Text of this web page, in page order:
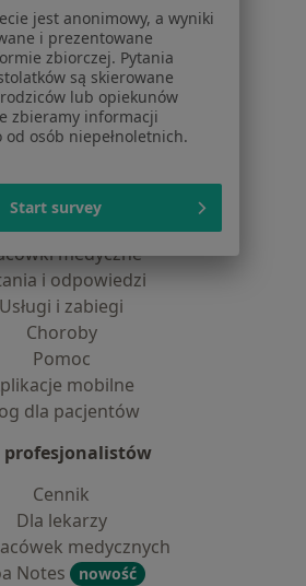
Dostępność
O nas
Rekrutujemy!
Partnerzy
prasowe
Kontakt
pacjentów
Lekarze
medyczne
i odpowiedzi
Usługi i zabiegi
Choroby
Pomoc
mobilne
dla pacjentów
profesjonalistów
Cennik
Dla lekarzy
medycznych
Notes
nowość
jest anonimowy, a wyniki
i prezentowane
zbiorczej. Pytania
są skierowane
lub opiekunów
zbieramy informacji
osób niepełnoletnich.
Start survey